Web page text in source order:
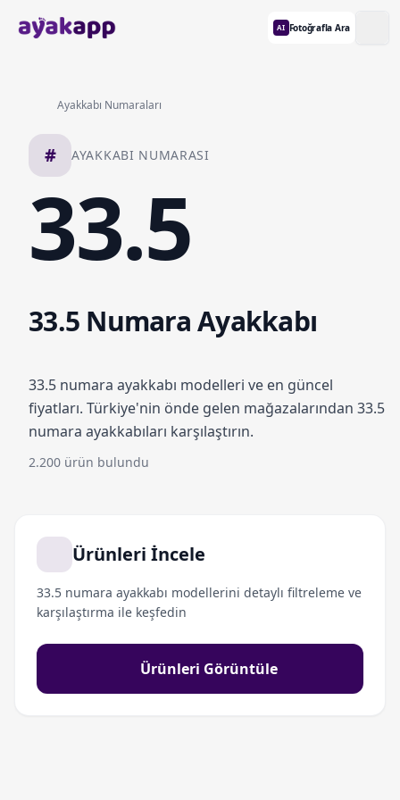
AI Fotoğrafla Ara
Ayakkabı Numaraları
# AYAKKABI NUMARASI
33.5
33.5 Numara Ayakkabı
33.5 numara ayakkabı modelleri ve en güncel
fiyatları. Türkiye'nin önde gelen mağazalarından 33.5
numara ayakkabıları karşılaştırın.
2.200 ürün bulundu
Ürünleri İncele
33.5 numara ayakkabı modellerini detaylı filtreleme ve
karşılaştırma ile keşfedin
Ürünleri Görüntüle